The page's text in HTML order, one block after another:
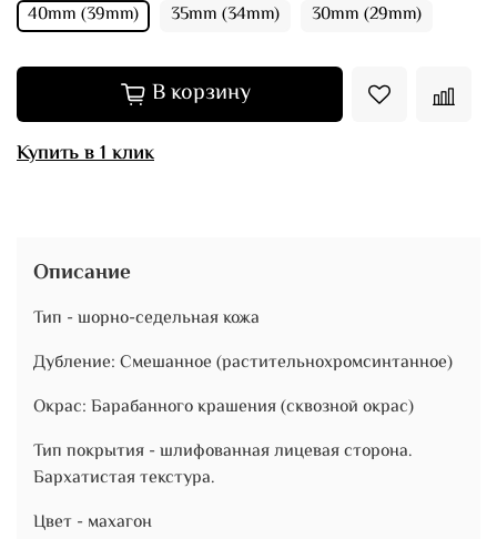
40mm (39mm) 35mm (34mm) 30mm (29mm)
В корзину
Купить в 1 клик
Описание
Тип - шорно-седельная кожа
Дубление: Смешанное (растительнохромсинтанное)
Окрас: Барабанного крашения (сквозной окрас)
Тип покрытия - шлифованная лицевая сторона.
Бархатистая текстура.
Цвет - махагон